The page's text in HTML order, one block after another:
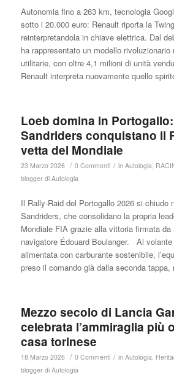
Autonomia fino a 263 km, tecnologia
sotto i 20.000 euro: Renault riporta la
reinterpretandola in chiave elettrica. Dal
ha rappresentato un modello rivoluzionario
utilitarie, con oltre 4,1 milioni di unità
Renault interpreta nuovamente quello
Loeb domina in
Sandriders conquistano il
vetta del Mondiale
23 Marzo 2026 / 0 Commenti / in Autologia
blogger di Autologia
Il Rally-Raid del Portogallo 2026 si chiude
Sandriders, che consolidano la propria
Mondiale FIA grazie alla vittoria firmata
navigatore Édouard Boulanger. Al
alimentata con carburante sostenibile,
preso il comando già dalla seconda
Mezzo secolo di Lancia
celebrata l’ammiraglia più
casa torinese
18 Marzo 2026 / 0 Commenti / in Autologia
blogger di Autologia